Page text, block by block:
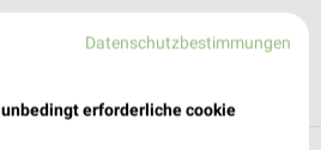
Datenschutzbestimmungen
erforderliche cookie